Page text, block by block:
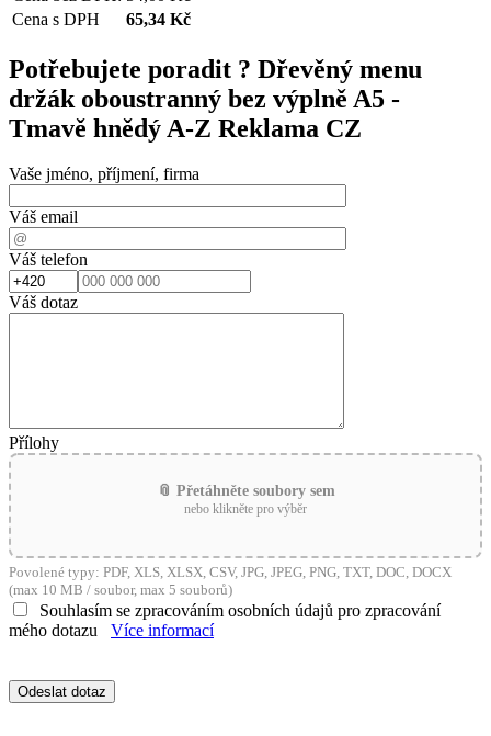
Cena s DPH
65,34 Kč
Potřebujete poradit ? Dřevěný menu
držák oboustranný bez výplně A5 -
Tmavě hnědý A-Z Reklama CZ
Vaše jméno, příjmení, firma
Váš email
Váš telefon
Váš dotaz
Přílohy
📎 Přetáhněte soubory sem
nebo klikněte pro výběr
Povolené typy: PDF, XLS, XLSX, CSV, JPG, JPEG, PNG, TXT, DOC, DOCX
(max 10 MB / soubor, max 5 souborů)
Souhlasím se zpracováním osobních údajů pro zpracování
mého dotazu
Více informací